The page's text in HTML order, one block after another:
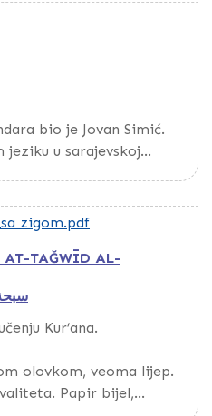
bio je Jovan Simić.
jeziku u sarajevskoj
Pravila Srpske
Osnivanje Srpske
Iz poljoprivrede.
lijepom vladanju.
Račun kamata-
porez. O biljezima.
TAĞWĪD AL-
Kur’ana.
olovkom, veoma lijep.
Papir bijel,